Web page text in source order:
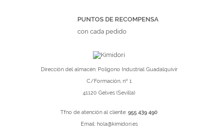
PUNTOS DE RECOMPENSA
con cada pedido
Dirección del almacén: Polígono Industrial Guadalquivir
C/Formación, nº 1
41120 Gelves (Sevilla)
Tfno de atención al cliente: 955 439 490
Email: hola@kimidori.es